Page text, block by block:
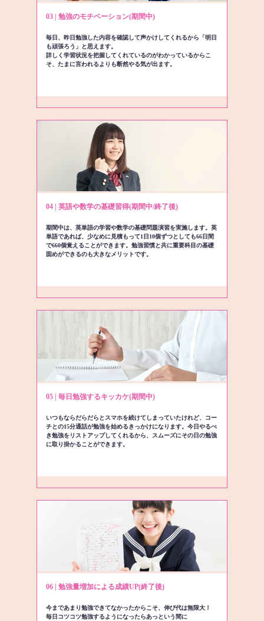
03 | 勉強のモチベーション(期間中)
毎日、昨日勉強した内容を確認して声かけしてくれるから「明日
も頑張ろう」と思えます。
詳しく学習状況を把握してくれているのがわかっているからこ
そ、たまに言われるよりも断然やる気が出ます。
04 | 英語や数学の基礎習得(期間中/終了後)
期間中は、英単語の学習や数学の基礎問題演習を実施します。英
単語であれば、少なめに見積もって1日10個ずつとしても66日間
で660個覚えることができます。勉強習慣と共に重要科目の基礎
固めができるのも大きなメリットです。
05 | 毎日勉強するキッカケ(期間中)
いつもならだらだらとスマホを続けてしまっていたけれど、コー
チとの15分通話が勉強を始めるきっかけになります。今日やるべ
き勉強をリストアップしてくれるから、スムーズにその日の勉強
に取り掛かることができます。
06 | 勉強量増加による成績UP(終了後)
今まであまり勉強できてなかったからこそ、伸び代は無限大！
毎日コツコツ勉強するようになったらあっという間に